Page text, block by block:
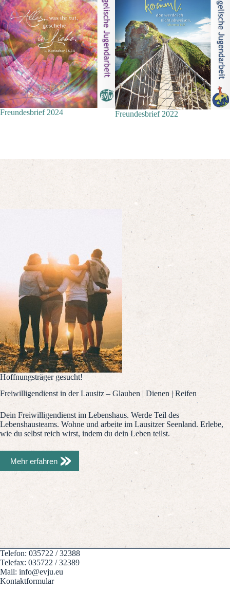
Freundesbrief 2024 Freundesbrief 2022
Hoffnungsträger gesucht!
Freiwilligendienst in der Lausitz – Glauben | Dienen | Reifen
Dein Freiwilligendienst im Lebenshaus. Werde Teil des
Lebenshausteams. Wohne und arbeite im Lausitzer Seenland. Erlebe,
wie du selbst reich wirst, indem du dein Leben teilst.
Mehr erfahren
Telefon: 035722 / 32388
Telefax: 035722 / 32389
Mail: info@evju.eu
Kontaktformular